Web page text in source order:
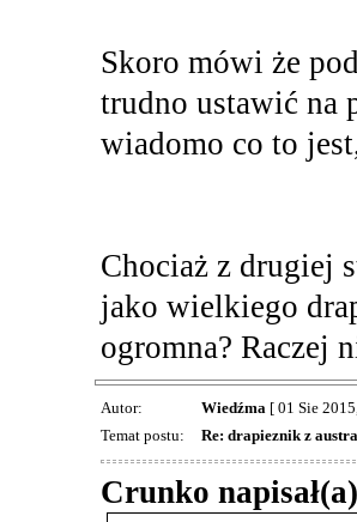
Skoro mówi że
trudno ustawić na
wiadomo co to
Chociaż z drugiej
jako wielkiego
ogromna? Raczej
Autor: Wiedźma[ 01 Sie
Temat postu:
Re: drapieznik z
Crunko